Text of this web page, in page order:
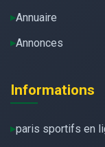
Annuaire
Annonces
Informations
paris sportifs en